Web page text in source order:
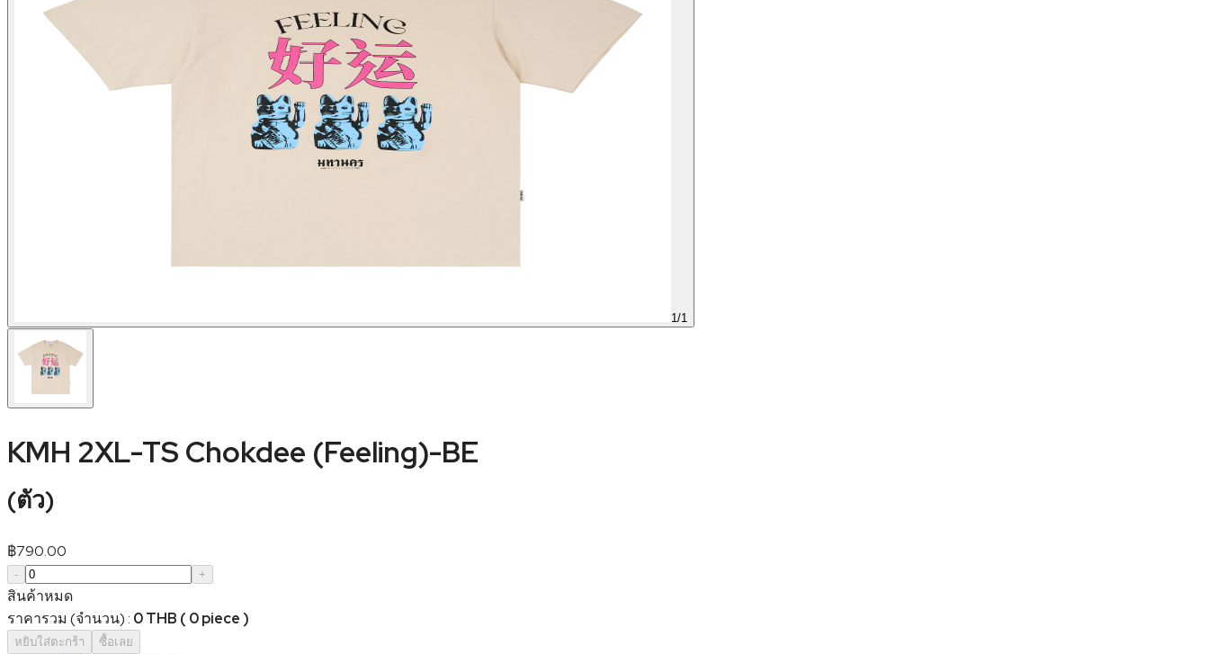
1/1
KMH 2XL-TS Chokdee (Feeling)-BE
(ตัว)
฿790.00
- +
สินค้าหมด
ราคารวม (จำนวน) : 0 THB ( 0 piece )
หยิบใส่ตะกร้า ซื้อเลย